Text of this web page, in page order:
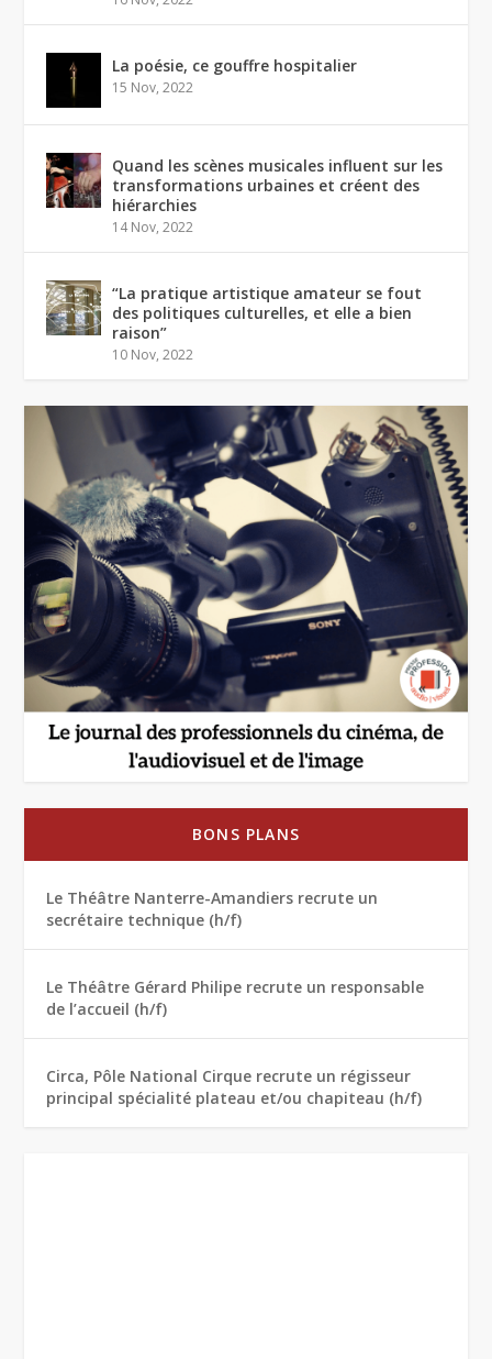
La poésie, ce gouffre hospitalier
15 Nov, 2022
Quand les scènes musicales influent sur les
transformations urbaines et créent des
hiérarchies
14 Nov, 2022
“La pratique artistique amateur se fout
des politiques culturelles, et elle a bien
raison”
10 Nov, 2022
BONS PLANS
Le Théâtre Nanterre-Amandiers recrute un
secrétaire technique (h/f)
Le Théâtre Gérard Philipe recrute un responsable
de l’accueil (h/f)
Circa, Pôle National Cirque recrute un régisseur
principal spécialité plateau et/ou chapiteau (h/f)